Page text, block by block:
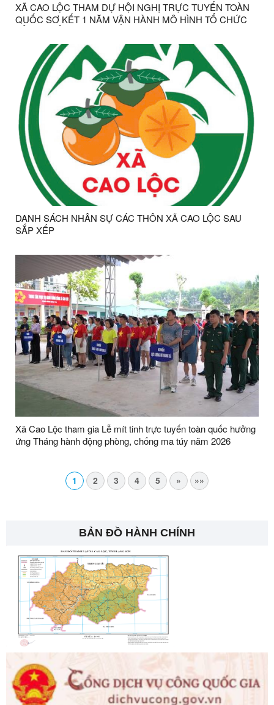
XÃ CAO LỘC THAM DỰ HỘI NGHỊ TRỰC TUYẾN TOÀN
QUỐC SƠ KẾT 1 NĂM VẬN HÀNH MÔ HÌNH TỔ CHỨC
CHÍNH QUYỀN 3 CẤP
DANH SÁCH NHÂN SỰ CÁC THÔN XÃ CAO LỘC SAU
SẮP XẾP
Xã Cao Lộc tham gia Lễ mít tinh trực tuyến toàn quốc hưởng
ứng Tháng hành động phòng, chống ma túy năm 2026
1 2 3 4 5 » »»
BẢN ĐỒ HÀNH CHÍNH